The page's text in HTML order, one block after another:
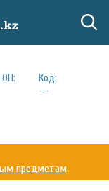
ОП:
Код:
--
предметам